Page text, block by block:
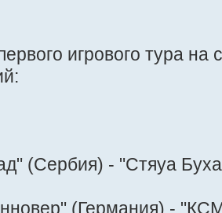
игрового тура на
(Сербия) - "Стяуа
(Германия) -